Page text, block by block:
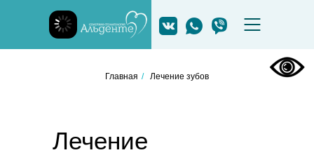
Главная / Лечение зубов
Лечение